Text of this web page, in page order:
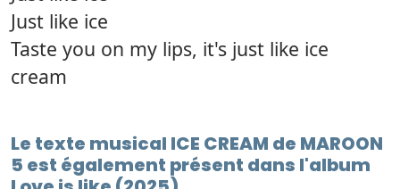
Just like ice
Taste you on my lips, it's just like ice
cream
Le texte musical ICE CREAM de MAROON
5 est également présent dans l'album